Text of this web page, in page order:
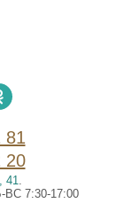
81
20
41.
ВС 7:30-17:00